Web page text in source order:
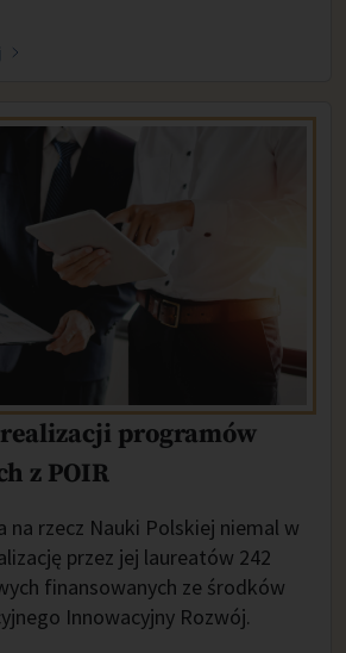
programów
z POIR
na rzecz Nauki Polskiej niemal w
przez jej laureatów 242
finansowanych ze środków
Innowacyjny Rozwój.